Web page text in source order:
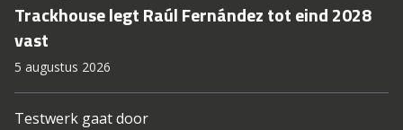
Trackhouse legt Raúl Fernández tot eind 2028
vast
5 augustus 2026
Testwerk gaat door